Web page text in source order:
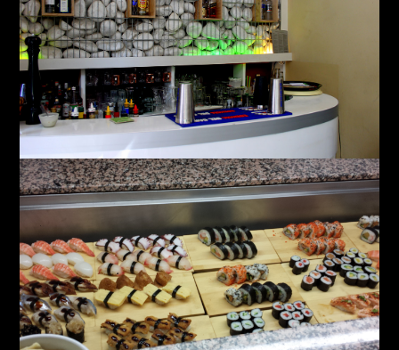
Livity